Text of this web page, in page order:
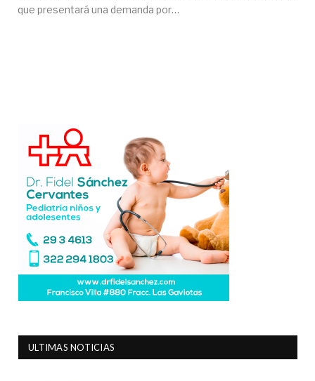
que presentará una demanda por…
ULTIMAS NOTICIAS